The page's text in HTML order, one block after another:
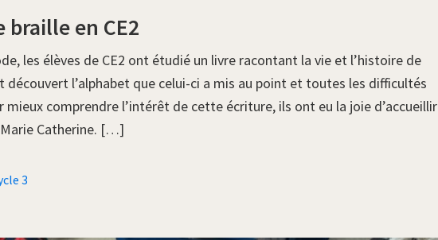
en CE2
les élèves de CE2 ont étudié un livre racontant la vie et l’histoire de
découvert l’alphabet que celui-ci a mis au point et toutes les difficultés
mieux comprendre l’intérêt de cette écriture, ils ont eu la joie d’accueillir
Catherine. […]
3